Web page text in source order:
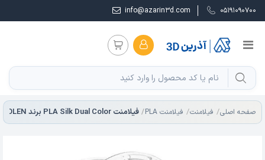
05191090700
info@azarin3d.com
صفحه اصلی فیلامنت فیلامنت PLA فیلامنت PLA Silk Dual Color برند AMOLEN